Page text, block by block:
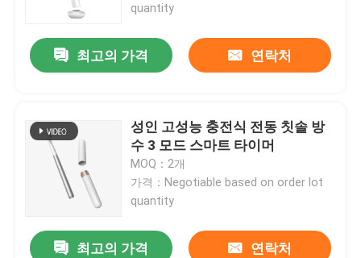
quantity
최고의 가격 연락처
성인 고성능 충전식 전동 칫솔 방
수 3 모드 스마트 타이머
MOQ：2개
가격：Negotiable based on order lot
quantity
최고의 가격 연락처